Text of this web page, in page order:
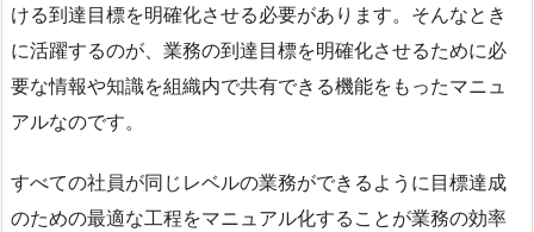
ける到達目標を明確化させる必要があります。そんなとき
に活躍するのが、業務の到達目標を明確化させるために必
要な情報や知識を組織内で共有できる機能をもったマニュ
アルなのです。
すべての社員が同じレベルの業務ができるように目標達成
のための最適な工程をマニュアル化することが業務の効率